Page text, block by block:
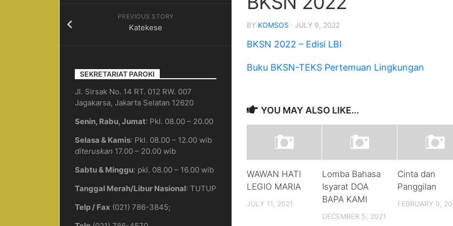
Keluarga
Perubahan
Data
Formulir
Laporan
Pindah
Pencatatan
BY KOMSOS · JULY 9, 2022
BKSN 2022 – Edisi LBI
Buku BKSN-TEKS Pertemuan Lingkungan
YOU MAY ALSO LIKE...
WAWAN HATI
LEGIO MARIA
JULY 11, 2021
Lomba Bahasa
Isyarat DOA
BAPA KAMI
DECEMBER 5, 2021
Cinta dan
Panggilan
FEBRUARY 9,
PREVIOUS STORY
Katekese
SEKRETARIAT PAROKI
Jl. Sirsak No. 14 RT. 012 RW. 007
Jagakarsa, Jakarta Selatan 12620
Senin, Rabu, Jumat: Pkl. 08.00 – 20.00
Selasa & Kamis: Pkl. 08.00 – 12.00 wib
diteruskan 17.00 – 20.00 wib
Sabtu & Minggu: pkl. 08.00 – 16.00 wib
Tanggal Merah/Libur Nasional: TUTUP
Telp / Fax (021) 786-3845;